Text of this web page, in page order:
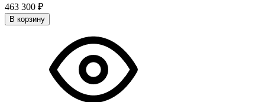
463 300 ₽
В корзину